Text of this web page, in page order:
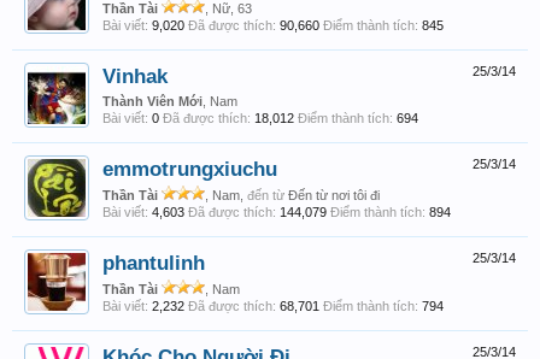
Thần Tài
, Nữ, 63
Bài viết: 9,020 Đã được thích: 90,660 Điểm thành tích: 845
25/3/14
Vinhak
Thành Viên Mới , Nam
Bài viết: 0 Đã được thích: 18,012 Điểm thành tích: 694
25/3/14
emmotrungxiuchu
Thần Tài , Nam, đến từ Đến từ nơi tôi đi
Bài viết: 4,603 Đã được thích: 144,079 Điểm thành tích: 894
25/3/14
phantulinh
Thần Tài
, Nam
Bài viết: 2,232 Đã được thích: 68,701 Điểm thành tích: 794
25/3/14